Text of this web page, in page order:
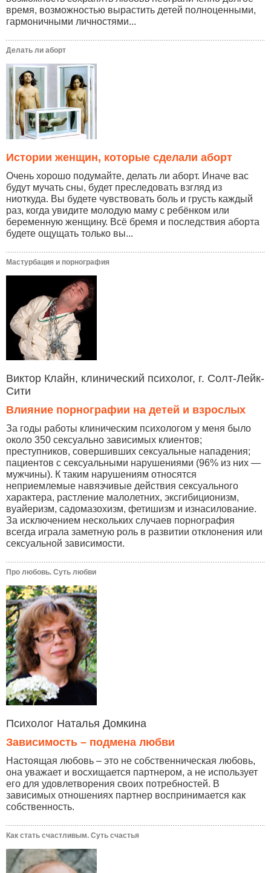
время, возможностью вырастить детей полноценными,
гармоничными личностями...
Делать ли аборт
Истории женщин, которые сделали аборт
Очень хорошо подумайте, делать ли аборт. Иначе вас
будут мучать сны, будет преследовать взгляд из
ниоткуда. Вы будете чувствовать боль и грусть каждый
раз, когда увидите молодую маму с ребёнком или
беременную женщину. Всё бремя и последствия аборта
будете ощущать только вы...
Мастурбация и порнография
Виктор Клайн, клинический психолог, г. Солт-Лейк-
Сити
Влияние порнографии на детей и взрослых
За годы работы клиническим психологом у меня было
около 350 сексуально зависимых клиентов;
преступников, совершивших сексуальные нападения;
пациентов с сексуальными нарушениями (96% из них —
мужчины). К таким нарушениям относятся
неприемлемые навязчивые действия сексуального
характера, растление малолетних, эксгибиционизм,
вуайеризм, садомазохизм, фетишизм и изнасилование.
За исключением нескольких случаев порнография
всегда играла заметную роль в развитии отклонения или
сексуальной зависимости.
Про любовь. Суть любви
Психолог Наталья Домкина
Зависимость – подмена любви
Настоящая любовь – это не собственническая любовь,
она уважает и восхищается партнером, а не использует
его для удовлетворения своих потребностей. В
зависимых отношениях партнер воспринимается как
собственность.
Как стать счастливым. Суть счастья